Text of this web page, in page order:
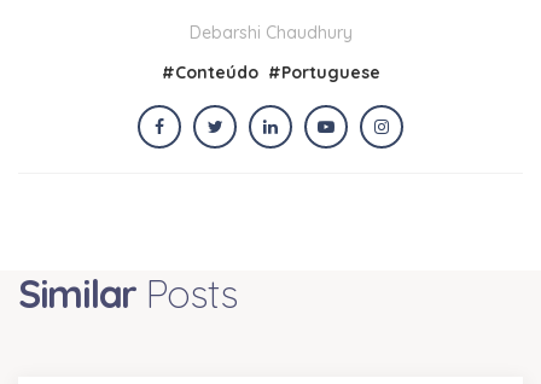
Debarshi Chaudhury
#Conteúdo #Portuguese
Similar Posts